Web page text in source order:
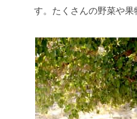
す。たくさんの野菜や果